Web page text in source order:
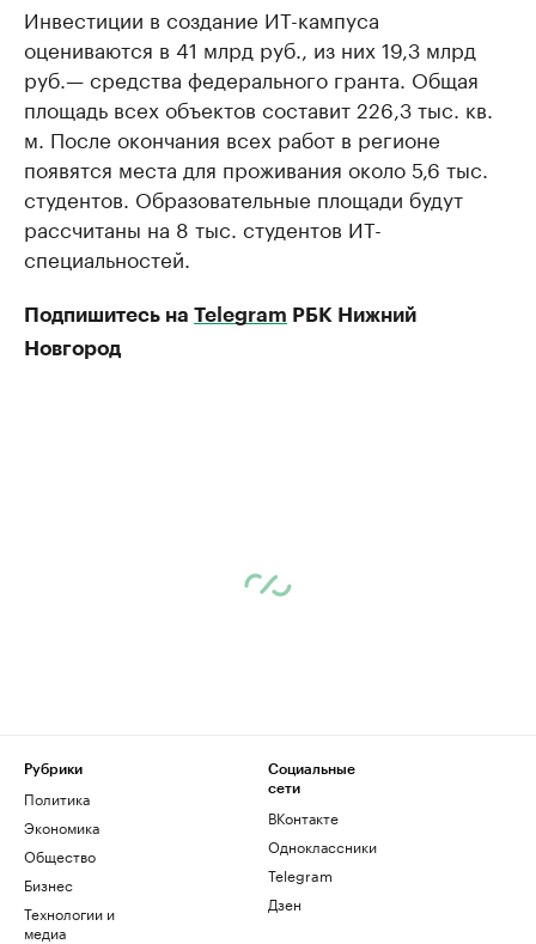
Инвестиции в создание ИТ-кампуса
оцениваются в 41 млрд руб., из них 19,3 млрд
руб.— средства федерального гранта. Общая
площадь всех объектов составит 226,3 тыс. кв.
м. После окончания всех работ в регионе
появятся места для проживания около 5,6 тыс.
студентов. Образовательные площади будут
рассчитаны на 8 тыс. студентов ИТ-
специальностей.
Подпишитесь на Telegram РБК Нижний
Новгород
Рубрики
Политика
Экономика
Общество
Бизнес
Технологии и
медиа
Социальные
сети
ВКонтакте
Одноклассники
Telegram
Дзен